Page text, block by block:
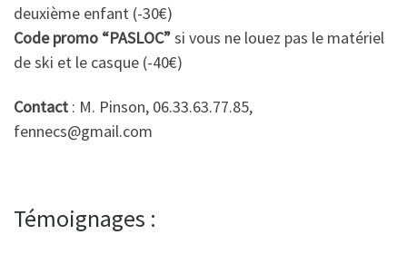
deuxième enfant (-30€)
Code promo “PASLOC”si vous ne louez pas le matériel
de ski et le casque (-40€)
Contact : M. Pinson, 06.33.63.77.85,
fennecs@gmail.com
Témoignages :